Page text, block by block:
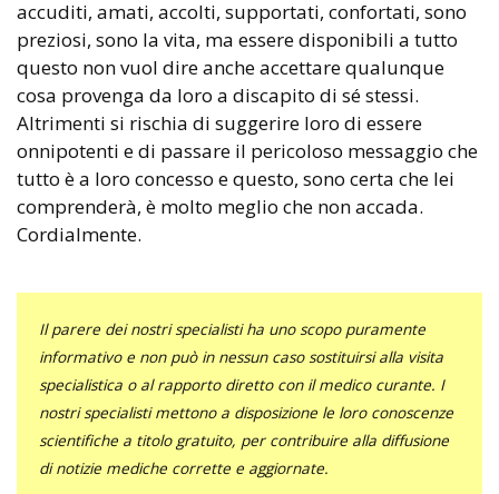
accuditi, amati, accolti, supportati, confortati, sono
preziosi, sono la vita, ma essere disponibili a tutto
questo non vuol dire anche accettare qualunque
cosa provenga da loro a discapito di sé stessi.
Altrimenti si rischia di suggerire loro di essere
onnipotenti e di passare il pericoloso messaggio che
tutto è a loro concesso e questo, sono certa che lei
comprenderà, è molto meglio che non accada.
Cordialmente.
Il parere dei nostri specialisti ha uno scopo puramente
informativo e non può in nessun caso sostituirsi alla visita
specialistica o al rapporto diretto con il medico curante. I
nostri specialisti mettono a disposizione le loro conoscenze
scientifiche a titolo gratuito, per contribuire alla diffusione
di notizie mediche corrette e aggiornate.